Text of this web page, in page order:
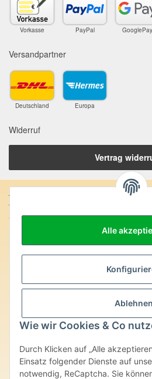
Alle
Ablehnen
Wie wir Cookies & Co
Durch Klicken auf „Alle
Einsatz folgender Dienste auf
notwendig, ReCaptcha. Sie
Vorkasse PayPal GooglePay
Versandpartner
Deutschland Europa
Widerruf
Vertrag
Anschrift:
SteinZeitOase
D-75391 Gechingen
Edelsteine und Mineralien
besondere Kräfte und
heilender Wirkungen (körperlich-
überlassenen Unterlagen bisher weder
wissenschaftlich nachweisbar sind.
beruhen ausschließlich auf
Erfahrung. Unsere Produkte ersetzen